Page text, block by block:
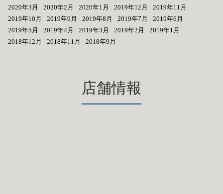
2020年3月
2020年2月 2020年1月 2019年12月
2019年11月
2019年10月
2019年9月 2019年8月 2019年7月
2019年6月
2019年5月
2019年4月 2019年3月 2019年2月
2019年1月
2018年12月
2018年11月 2018年9月
店舗情報